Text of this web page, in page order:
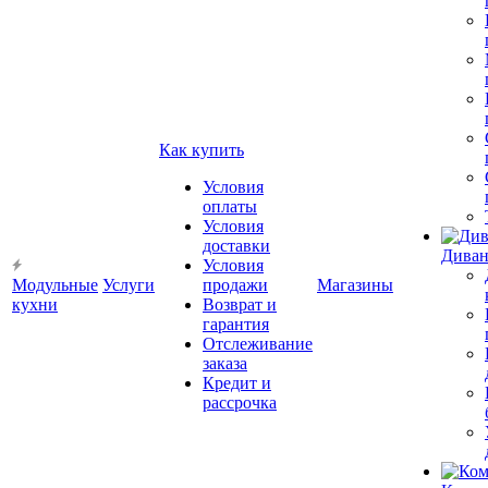
Модульные
кухни
Услуги
Как купить
Условия
оплаты
Условия
доставки
Условия
продажи
Возврат и
гарантия
Отслеживание
заказа
Кредит и
рассрочка
Магазины